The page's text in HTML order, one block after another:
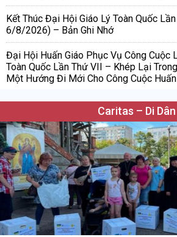
Kết Thúc Đại Hội Giáo Lý Toàn Quốc
6/8/2026) – Bản Ghi Nhớ
Đại Hội Huấn Giáo Phục Vụ Công Cuộc
Toàn Quốc Lần Thứ VII – Khép Lại
Một Hướng Đi Mới Cho Công Cuộc
Caritas – Di Dân